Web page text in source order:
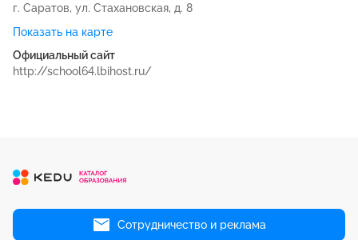
г. Саратов, ул. Стахановская, д. 8
Показать на карте
Официальный сайт
http://school64.lbihost.ru/
Сотрудничество и реклама